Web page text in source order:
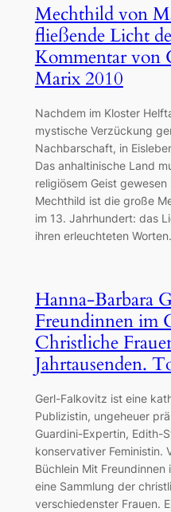
Mechthild von
fließende Licht
Kommentar von
Marix 2010
Nachdem im Kloster
mystische Verzückung
Nachbarschaft, in
Das anhaltinische Land
religiösem Geist
Mechthild ist die große
im 13. Jahrhundert: das
ihren erleuchteten
Hanna-Barbara
Freundinnen im
Christliche
Jahrtausenden.
Gerl-Falkovitz ist eine
Publizistin, ungeheuer
Guardini-Expertin, Edith-
konservativer Feministin.
Büchlein Mit
eine Sammlung der
verschiedenster Frauen.